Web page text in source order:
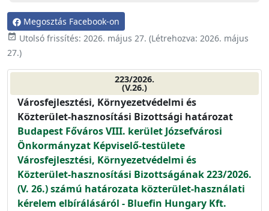
Megosztás Facebook-on
event_available Utolsó frissítés: 2026. május 27. (Létrehozva: 2026. május
27.)
223/2026.
(V.26.)
Városfejlesztési, Környezetvédelmi és
Közterület-hasznosítási Bizottsági határozat
Budapest Főváros VIII. kerület Józsefvárosi
Önkormányzat Képviselő-testülete
Városfejlesztési, Környezetvédelmi és
Közterület-hasznosítási Bizottságának 223/2026.
(V. 26.) számú határozata közterület-használati
kérelem elbírálásáról - Bluefin Hungary Kft.